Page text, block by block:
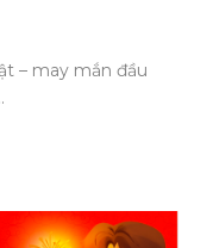
– may mắn đầu